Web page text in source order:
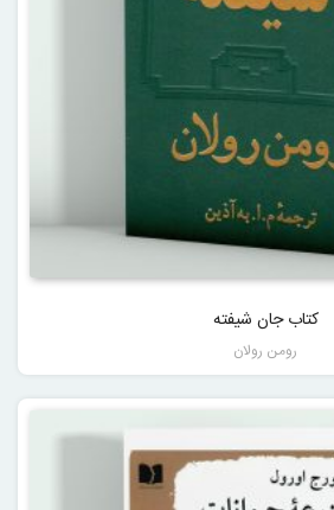
کتاب جان شیفته
رومن رولان